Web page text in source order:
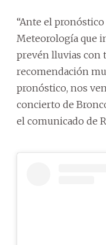
“Ante el
Meteorología que
prevén lluvias con
recomendación
pronóstico, nos
concierto de
el comunicado de